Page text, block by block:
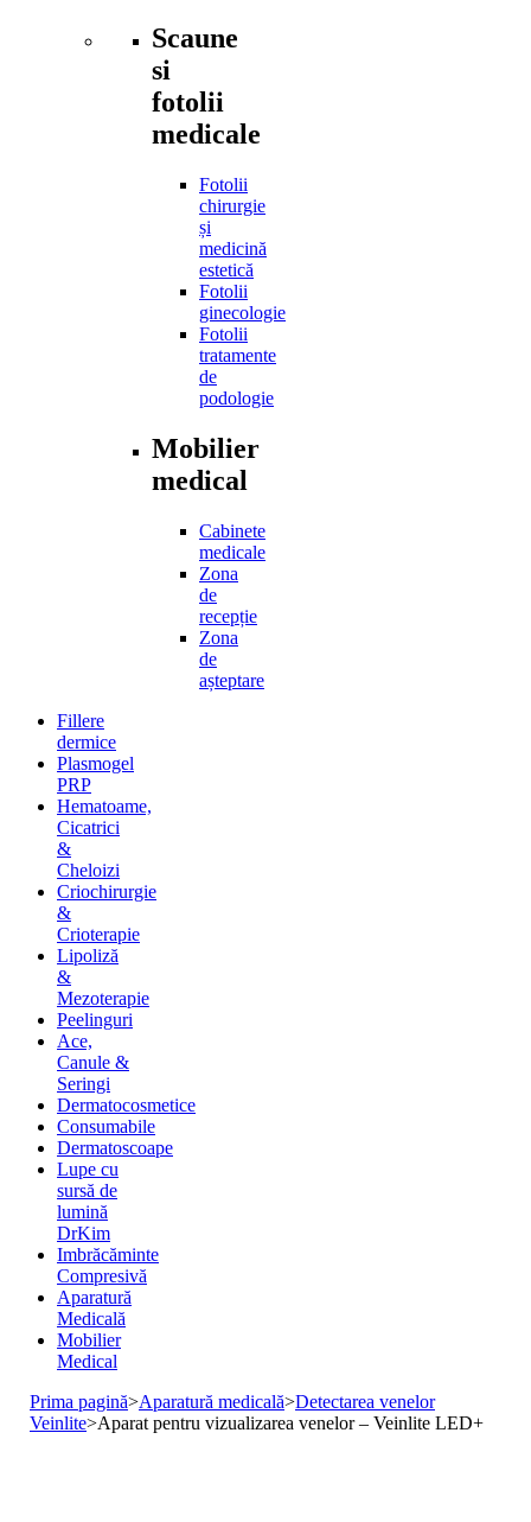
Scaune
si
fotolii
medicale
Fotolii
chirurgie
și
medicină
estetică
Fotolii
ginecologie
Fotolii
tratamente
de
podologie
Mobilier
medical
Cabinete
medicale
Zona
de
recepție
Zona
de
așteptare
Fillere
dermice
Plasmogel
PRP
Hematoame,
Cicatrici
&
Cheloizi
Criochirurgie
&
Crioterapie
Lipoliză
&
Mezoterapie
Peelinguri
Ace,
Canule &
Seringi
Dermatocosmetice
Consumabile
Dermatoscoape
Lupe cu
sursă de
lumină
DrKim
Imbrăcăminte
Compresivă
Aparatură
Medicală
Mobilier
Medical
Prima pagină>Aparatură medicală>Detectarea venelor
Veinlite>Aparat pentru vizualizarea venelor – Veinlite LED+